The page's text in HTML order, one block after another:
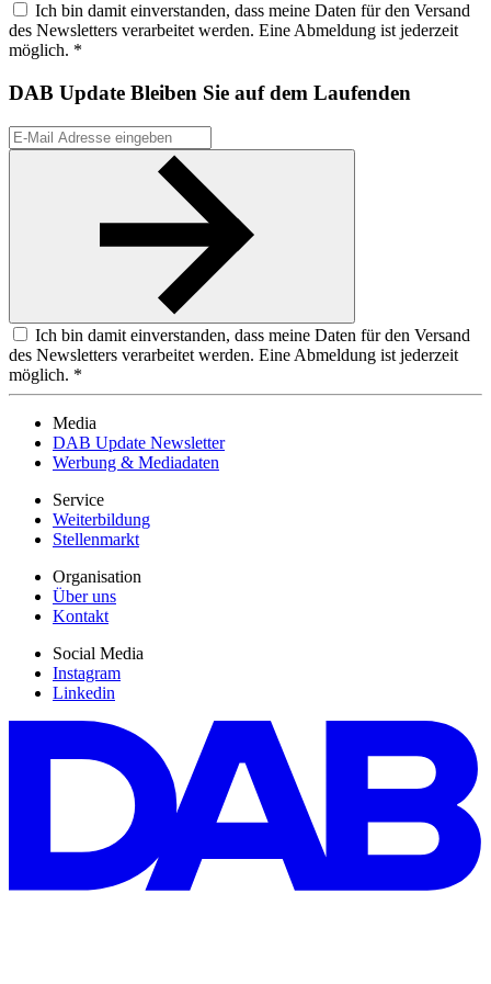
Ich bin damit einverstanden, dass meine Daten für den Versand
des Newsletters verarbeitet werden. Eine Abmeldung ist jederzeit
möglich. *
DAB Update Bleiben Sie auf dem Laufenden
Ich bin damit einverstanden, dass meine Daten für den Versand
des Newsletters verarbeitet werden. Eine Abmeldung ist jederzeit
möglich. *
Media
DAB Update Newsletter
Werbung & Mediadaten
Service
Weiterbildung
Stellenmarkt
Organisation
Über uns
Kontakt
Social Media
Instagram
Linkedin